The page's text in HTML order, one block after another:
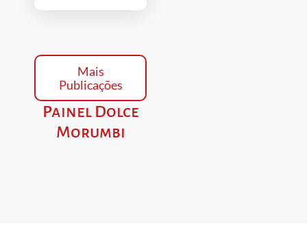
Mais
Publicações
Painel Dolce
Morumbi